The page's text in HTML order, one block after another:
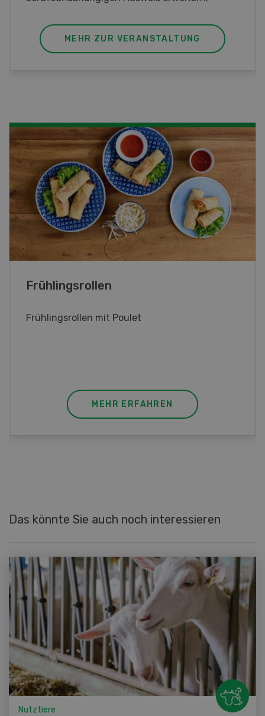
MEHR ZUR VERANSTALTUNG
Poulet mit Spinat-Dörrtomaten-
MEHR ERFAHREN
Das könnte Sie auch noch interessieren
Nutztiere